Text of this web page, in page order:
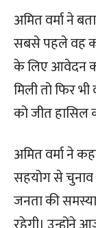
अमित वर्मा ने
सबसे पहले वह
के लिए आवेदन
मिली तो फिर
को जीत
अमित वर्मा ने
सहयोग से
जनता की